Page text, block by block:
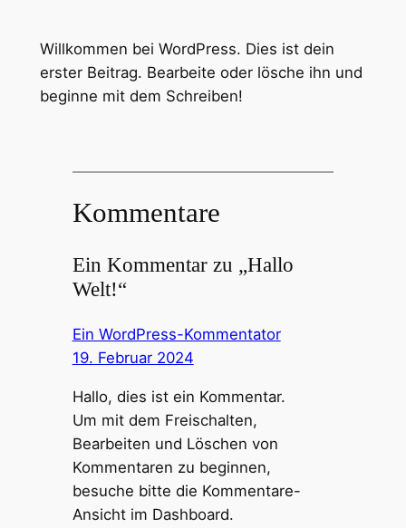
Willkommen bei WordPress. Dies ist dein
erster Beitrag. Bearbeite oder lösche ihn und
beginne mit dem Schreiben!
Kommentare
Ein Kommentar zu „Hallo
Welt!“
Ein WordPress-Kommentator
19. Februar 2024
Hallo, dies ist ein Kommentar.
Um mit dem Freischalten,
Bearbeiten und Löschen von
Kommentaren zu beginnen,
besuche bitte die Kommentare-
Ansicht im Dashboard.